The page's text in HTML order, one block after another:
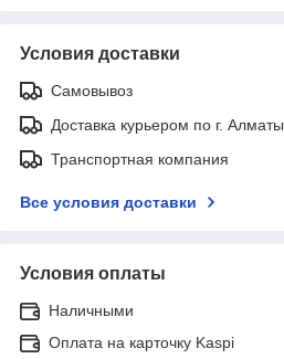
Условия доставки
Самовывоз
Доставка курьером по г. Алматы
Транспортная компания
Все условия доставки
Условия оплаты
Наличными
Оплата на карточку Kaspi